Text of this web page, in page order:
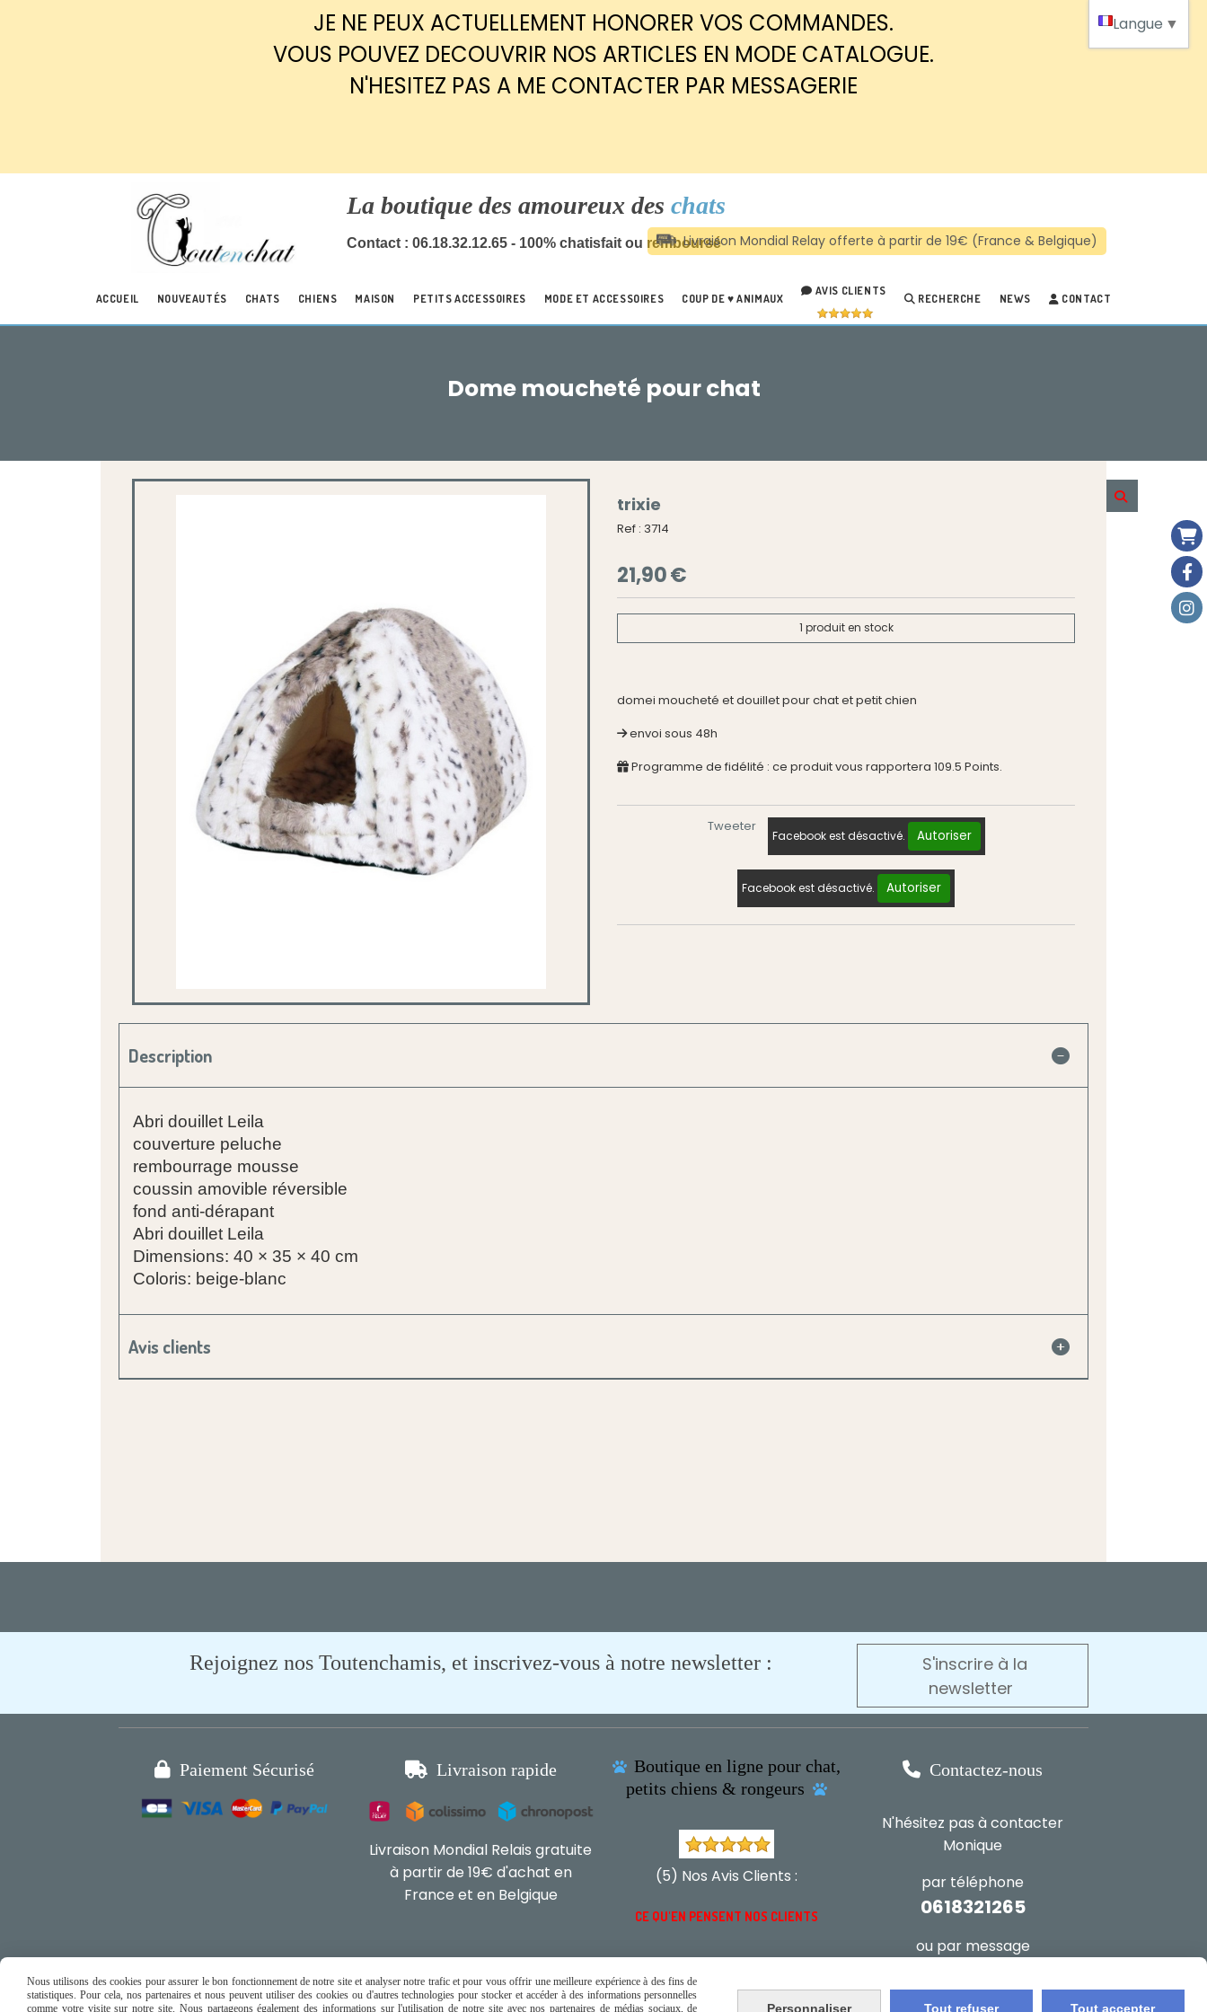
JE NE PEUX ACTUELLEMENT HONORER VOS COMMANDES.
VOUS POUVEZ DECOUVRIR NOS ARTICLES EN MODE CATALOGUE.
N'HESITEZ PAS A ME CONTACTER PAR MESSAGERIE
La boutique des amoureux des chats
Contact : 06.18.32.12.65 - 100% chatisfait ou remboursé
ACCUEIL NOUVEAUTÉS CHATS CHIENS MAISON PETITS ACCESSOIRES MODE ET ACCESSOIRES COUP DE ♥ ANIMAUX
AVIS CLIENTS
RECHERCHE NEWS CONTACT
Dome moucheté pour chat
trixie
Ref : 3714
21,90€
1 produit en stock
domei moucheté et douillet pour chat et petit chien
envoi sous 48h
Programme de fidélité : ce produit vous rapportera 109.5 Points.
Tweeter
Facebook est désactivé. Autoriser
Facebook est désactivé. Autoriser
Description
Abri douillet Leila
couverture peluche
rembourrage mousse
coussin amovible réversible
fond anti-dérapant
Abri douillet Leila
Dimensions: 40 × 35 × 40 cm
Coloris: beige-blanc
Avis clients
Rejoignez nos Toutenchamis, et inscrivez-vous à notre newsletter :
S'inscrire à la
newsletter
 Paiement Sécurisé  Livraison rapide
Livraison Mondial Relais gratuite
à partir de 19€ d'achat en
France et en Belgique
 Boutique en ligne pour chat,
petits chiens & rongeurs

(5) Nos Avis Clients :
CE QU'EN PENSENT NOS CLIENTS
 Contactez-nous
N'hésitez pas à contacter
Monique
par téléphone
0618321265
ou par message
ENVOYER UN MESSAGE
Langue ▼
Nous utilisons des cookies pour assurer le bon fonctionnement de notre site et analyser notre trafic et pour vous offrir une meilleure expérience à des fins de
statistiques. Pour cela, nos partenaires et nous peuvent utiliser des cookies ou d'autres technologies pour stocker et accéder à des informations personnelles
comme votre visite sur notre site. Nous partageons également des informations sur l'utilisation de notre site avec nos partenaires de médias sociaux, de
Personnaliser Tout refuser Tout accepter